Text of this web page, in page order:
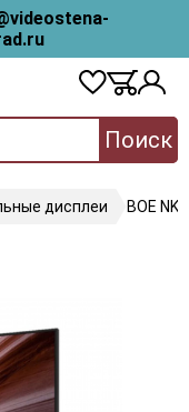
Поиск
дисплеи BOE